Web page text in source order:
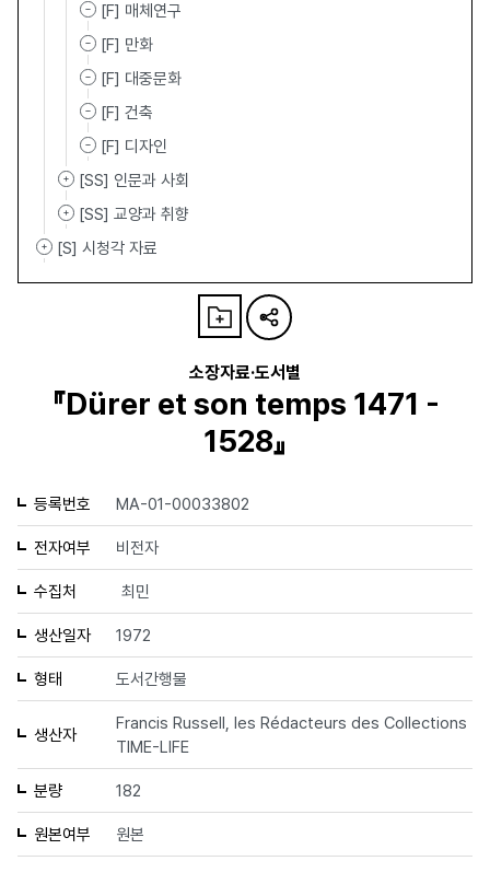
[F] 매체연구
[F] 만화
[F] 대중문화
[F] 건축
[F] 디자인
[SS] 인문과 사회
[SS] 교양과 취향
[S] 시청각 자료
소장자료·도서별
『Dürer et son temps 1471 -
1528』
등록번호 MA-01-00033802
전자여부 비전자
수집처 최민
생산일자 1972
형태 도서간행물
생산자
Francis Russell, les Rédacteurs des Collections
TIME-LIFE
분량 182
원본여부 원본